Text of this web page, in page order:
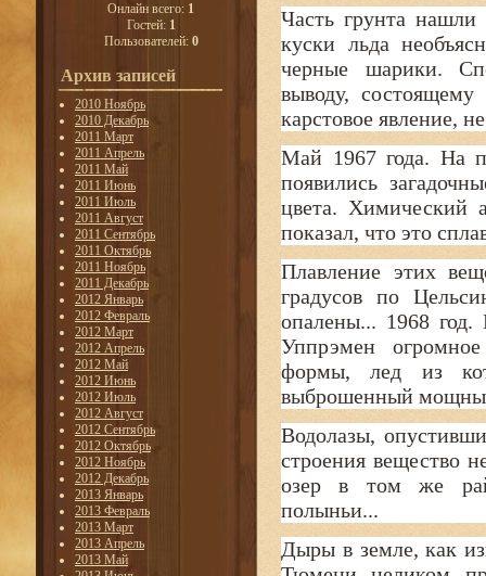
Онлайн всего: 1
Гостей: 1
Пользователей: 0
Архив записей
2010 Ноябрь
2010 Декабрь
2011 Март
2011 Апрель
2011 Май
2011 Июнь
2011 Июль
2011 Август
2011 Сентябрь
2011 Октябрь
2011 Ноябрь
2011 Декабрь
2012 Январь
2012 Февраль
2012 Март
2012 Апрель
2012 Май
2012 Июнь
2012 Июль
2012 Август
2012 Сентябрь
2012 Октябрь
2012 Ноябрь
2012 Декабрь
2013 Январь
2013 Февраль
2013 Март
2013 Апрель
2013 Май
Часть грунта
куски льда
черные шарики.
выводу,
карстовое явление,
Май 1967 года. На
появились
цвета. Химический
показал, что это
Плавление этих
градусов по
опалены... 1968
Уппрэмен огромное
формы, лед из
выброшенный
Водолазы,
строения вещество
озер в том же
полыньи...
Дыры в земле, как